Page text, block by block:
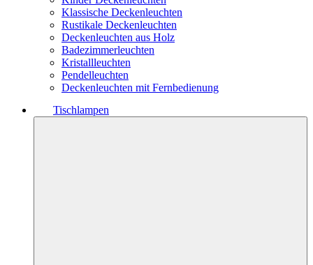
Klassische Deckenleuchten
Rustikale Deckenleuchten
Deckenleuchten aus Holz
Badezimmerleuchten
Kristallleuchten
Pendelleuchten
Deckenleuchten mit Fernbedienung
Tischlampen